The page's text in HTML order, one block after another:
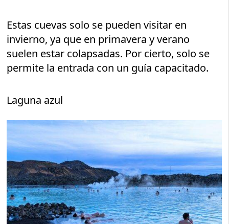
Estas cuevas solo se pueden visitar en
invierno, ya que en primavera y verano
suelen estar colapsadas. Por cierto, solo se
permite la entrada con un guía capacitado.
Laguna azul